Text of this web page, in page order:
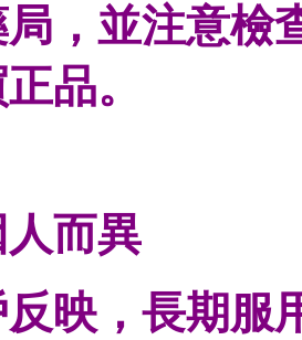
局，並注意檢
品。
而異
映，長期服